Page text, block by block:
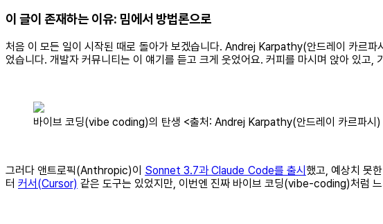
이 글이 존재하는 이유: 밈에서 방법론으로
처음 이 모든 일이 시작된 때로 돌아가 보겠습니다. Andrej Karpathy(안드레이 카르
었습니다. 개발자 커뮤니티는 이 얘기를 듣고 크게 웃었어요. 커피를 마시며 앉아 있고
바이브 코딩(vibe coding)의 탄생 <출처: Andrej Karpathy(안드레이 카르파시)
그러다 앤트로픽(Anthropic)이 Sonnet 3.7과 Claude Code를 출시 했고, 예상치 못
터 커서(Cursor) 같은 도구는 있었지만, 이번엔 진짜 바이브 코딩(vibe-coding)처럼